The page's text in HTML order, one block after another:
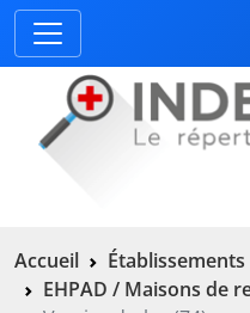
Accueil
EHPAD / Maisons de